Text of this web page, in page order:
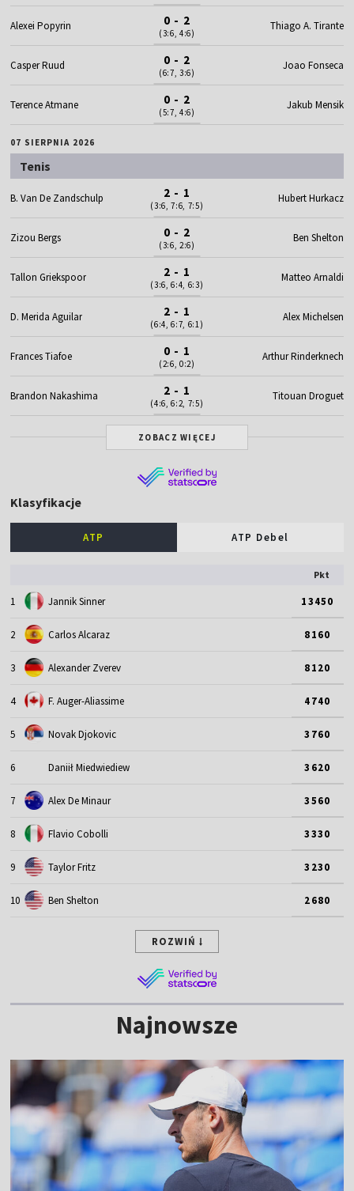
Alexei Popyrin 0 - 2
(3:6, 4:6)
Thiago A. Tirante
Casper Ruud 0 - 2
(6:7, 3:6)
Joao Fonseca
Terence Atmane 0 - 2
(5:7, 4:6)
Jakub Mensik
07 SIERPNIA 2026
Tenis
B. Van De Zandschulp 2 - 1
(3:6, 7:6, 7:5)
Hubert Hurkacz
Zizou Bergs 0 - 2
(3:6, 2:6)
Ben Shelton
Tallon Griekspoor 2 - 1
(3:6, 6:4, 6:3)
Matteo Arnaldi
D. Merida Aguilar 2 - 1
(6:4, 6:7, 6:1)
Alex Michelsen
Frances Tiafoe 0 - 1
(2:6, 0:2)
Arthur Rinderknech
Brandon Nakashima 2 - 1
(4:6, 6:2, 7:5)
Titouan Droguet
ZOBACZ WIĘCEJ
Klasyfikacje
ATP ATP Debel
Pkt
1 Jannik Sinner 13450
2 Carlos Alcaraz 8160
3 Alexander Zverev 8120
4 F. Auger-Aliassime 4740
5 Novak Djokovic 3760
6 Daniił Miedwiediew 3620
7 Alex De Minaur 3560
8 Flavio Cobolli 3330
9 Taylor Fritz 3230
10 Ben Shelton 2680
ROZWIŃ
Najnowsze